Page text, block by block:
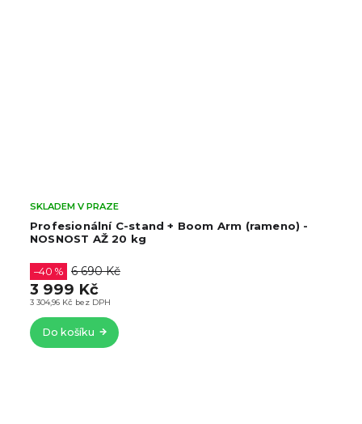
Profesionální C-stand + Boom Arm (rameno) -
NOSNOST AŽ 20 kg
SKLADEM V PRAZE
3 304,96 Kč bez DPH
–40 % 6 690 Kč
3 999 Kč
Do košíku